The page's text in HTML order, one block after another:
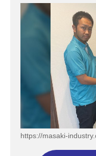
https://masaki-